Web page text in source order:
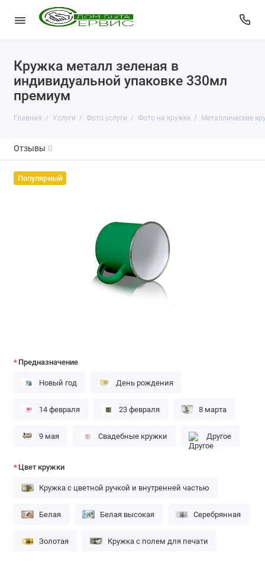
Кружка металл зеленая в
индивидуальной упаковке 330мл
премиум
Главная Услуги Фото услуги Фото на кружке Металлические
Отзывы 0
Популярный
Предназначение
Новый год День рождения
14 февраля 23 февраля 8 марта
9 мая Свадебные кружки Другое
Цвет кружки
Кружка с цветной ручкой и внутренней частью
Белая Белая высокая Серебрянная
Золотая Кружка с полем для печати